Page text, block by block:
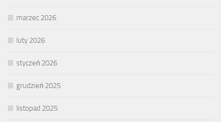
marzec 2026
luty 2026
styczeń 2026
grudzień 2025
listopad 2025